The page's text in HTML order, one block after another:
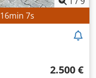
16min 5s
2.500 €